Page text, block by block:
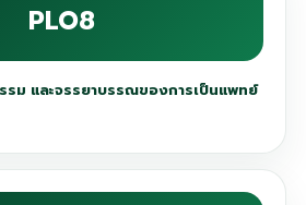
PLO8
ม และจรรยาบรรณของการเป็นแพทย์